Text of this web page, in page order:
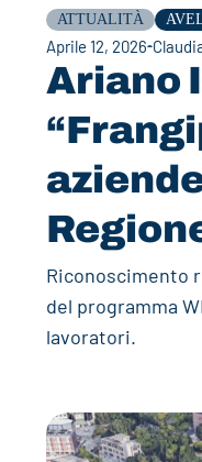
ATTUALITÀ
Aprile 12, 2026
Ariano
Riconoscimento
del programma
lavoratori.